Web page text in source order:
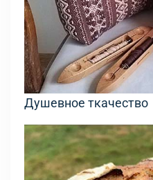
Душевное ткачество